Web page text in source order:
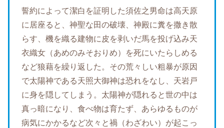
誓約によって潔白を証明した須佐之男命は高天原
に居座ると、神聖な田の破壊、神殿に糞を撒き散
らす、機を織る建物に皮を剥いだ馬を投げ込み天
衣織女（あめのみそおりめ）を死にいたらしめる
など狼藉を繰り返した。その荒々しい粗暴が原因
で太陽神である天照大御神は恐れをなし、天岩戸
に身を隠してしまう。太陽神が隠れると世の中は
真っ暗になり、食べ物は育たず、あらゆるものが
病気にかかるなど次々と禍（わざわい）が起こっ